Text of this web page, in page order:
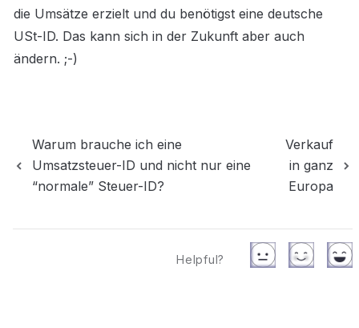
die Umsätze erzielt und du benötigst eine deutsche
USt-ID. Das kann sich in der Zukunft aber auch
ändern. ;-)
Warum brauche ich eine
Umsatzsteuer-ID und nicht nur eine
“normale” Steuer-ID?
Verkauf
in ganz
Europa
Helpful?